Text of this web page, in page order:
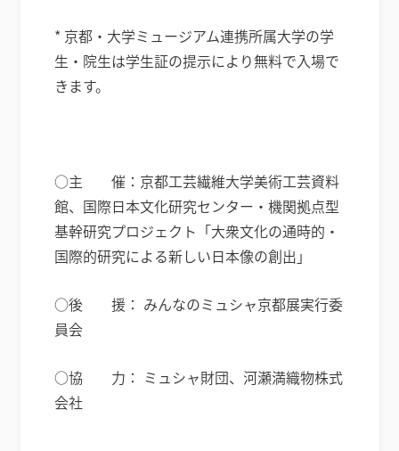
* 京都・大学ミュージアム連携所属大学の学
生・院生は学生証の提示により無料で入場で
きます。
○主 催：京都工芸繊維大学美術工芸資料
館、国際日本文化研究センター・機関拠点型
基幹研究プロジェクト「大衆文化の通時的・
国際的研究による新しい日本像の創出」
○後 援： みんなのミュシャ京都展実行委
員会
○協 力： ミュシャ財団、河瀬満織物株式
会社